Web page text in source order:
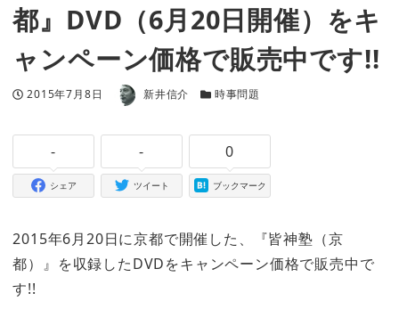
都』DVD（6月20日開催）をキ
ャンペーン価格で販売中です!!
投稿日
2015年7月8日 著者 新井信介 カテゴリー
時事問題
-
シェア
-
ツイート
0
ブックマーク
2015年6月20日に京都で開催した、『皆神塾（京
都）』を収録したDVDをキャンペーン価格で販売中で
す!!